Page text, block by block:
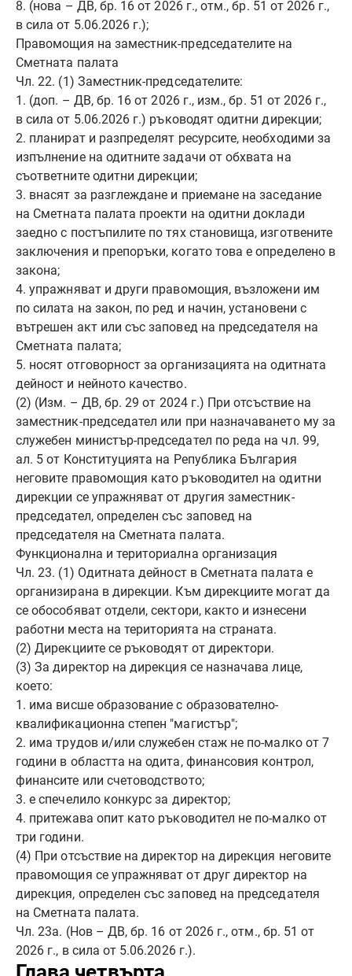
8. (нова – ДВ, бр. 16 от 2026 г., отм., бр. 51 от 2026 г.,
в сила от 5.06.2026 г.);
Правомощия на заместник-председателите на
Сметната палата
Чл. 22. (1) Заместник-председателите:
1. (доп. – ДВ, бр. 16 от 2026 г., изм., бр. 51 от 2026 г.,
в сила от 5.06.2026 г.) ръководят одитни дирекции;
2. планират и разпределят ресурсите, необходими за
изпълнение на одитните задачи от обхвата на
съответните одитни дирекции;
3. внасят за разглеждане и приемане на заседание
на Сметната палата проекти на одитни доклади
заедно с постъпилите по тях становища, изготвените
заключения и препоръки, когато това е определено в
закона;
4. упражняват и други правомощия, възложени им
по силата на закон, по ред и начин, установени с
вътрешен акт или със заповед на председателя на
Сметната палата;
5. носят отговорност за организацията на одитната
дейност и нейното качество.
(2) (Изм. – ДВ, бр. 29 от 2024 г.) При отсъствие на
заместник-председател или при назначаването му за
служебен министър-председател по реда на чл. 99,
ал. 5 от Конституцията на Република България
неговите правомощия като ръководител на одитни
дирекции се упражняват от другия заместник-
председател, определен със заповед на
председателя на Сметната палата.
Функционална и териториална организация
Чл. 23. (1) Одитната дейност в Сметната палата е
организирана в дирекции. Към дирекциите могат да
се обособяват отдели, сектори, както и изнесени
работни места на територията на страната.
(2) Дирекциите се ръководят от директори.
(3) За директор на дирекция се назначава лице,
което:
1. има висше образование с образователно-
квалификационна степен "магистър";
2. има трудов и/или служебен стаж не по-малко от 7
години в областта на одита, финансовия контрол,
финансите или счетоводството;
3. е спечелило конкурс за директор;
4. притежава опит като ръководител не по-малко от
три години.
(4) При отсъствие на директор на дирекция неговите
правомощия се упражняват от друг директор на
дирекция, определен със заповед на председателя
на Сметната палата.
Чл. 23а. (Нов – ДВ, бр. 16 от 2026 г., отм., бр. 51 от
2026 г., в сила от 5.06.2026 г.).